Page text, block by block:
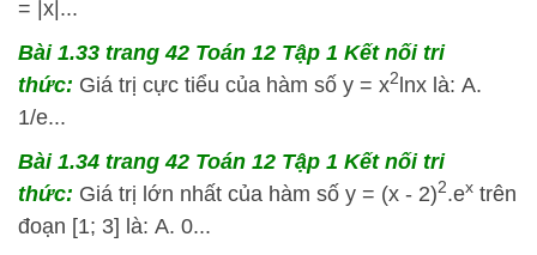
= |x|...
Bài 1.33 trang 42 Toán 12 Tập 1 Kết nối tri
thức: Giá trị cực tiểu của hàm số y = x2 lnx là: A.
1/e...
Bài 1.34 trang 42 Toán 12 Tập 1 Kết nối tri
thức: Giá trị lớn nhất của hàm số y = (x - 2)2.ex trên
đoạn [1; 3] là: A. 0...